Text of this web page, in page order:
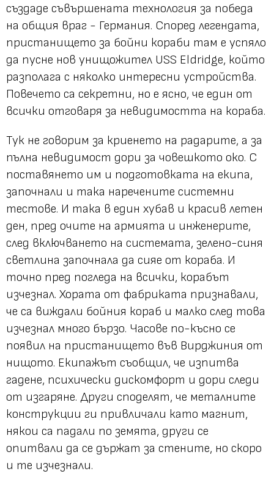
създаде съвършената технология за победа
на общия враг - Германия. Според легендата,
пристанището за бойни кораби там е успяло
да пусне нов унищожител USS Eldridge, който
разполага с няколко интересни устройства.
Повечето са секретни, но е ясно, че един от
всички отговаря за невидимостта на кораба.
Тук не говорим за криенето на радарите, а за
пълна невидимост дори за човешкото око. С
поставянето им и подготовката на екипа,
започнали и така наречените системни
тестове. И така в един хубав и красив летен
ден, пред очите на армията и инженерите,
след включването на системата, зелено-синя
светлина започнала да сияе от кораба. И
точно пред погледа на всички, корабът
изчезнал. Хората от фабриката признавали,
че са виждали бойния кораб и малко след това
изчезнал много бързо. Часове по-късно се
появил на пристанището във Вирджиния от
нищото. Екипажът съобщил, че изпитва
гадене, психически дискомфорт и дори следи
от изгаряне. Други споделят, че металните
конструкции ги привличали като магнит,
някои са падали по земята, други се
опитвали да се държат за стените, но скоро
и те изчезнали.